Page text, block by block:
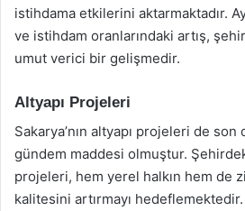
istihdama etkilerini aktarmaktadır.
ve istihdam oranlarındaki artış,
umut verici bir gelişmedir.
Altyapı Projeleri
Sakarya’nın altyapı projeleri de
gündem maddesi olmuştur.
projeleri, hem yerel halkın hem de
kalitesini artırmayı